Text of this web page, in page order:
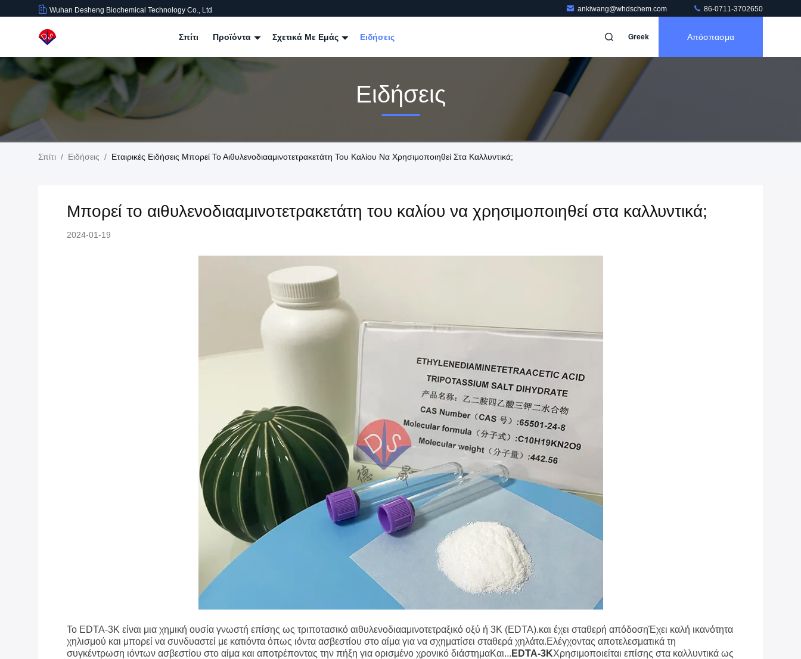
Wuhan Desheng Biochemical Technology Co., Ltd ankiwang@whdschem.com 86-0711-3702650
Σπίτι Προϊόντα Σχετικά Με Εμάς Ειδήσεις Greek Απόσπασμα
Ειδήσεις
Σπίτι / Ειδήσεις / Εταιρικές Ειδήσεις Μπορεί Το Αιθυλενοδιααμινοτετρακετάτη Του Καλίου Να Χρησιμοποιηθεί Στα Καλλυντικά;
Μπορεί το αιθυλενοδιααμινοτετρακετάτη του καλίου να χρησιμοποιηθεί στα καλλυντικά;
2024-01-19
Το EDTA-3K είναι μια χημική ουσία γνωστή επίσης ως τριποτασικό αιθυλενοδιααμινοτετραξικό οξύ ή 3K (EDTA).και έχει σταθερή απόδοσηΈχει καλή ικανότητα
χηλισμού και μπορεί να συνδυαστεί με κατιόντα όπως ιόντα ασβεστίου στο αίμα για να σχηματίσει σταθερά χηλάτα.Ελέγχοντας αποτελεσματικά τη
συγκέντρωση ιόντων ασβεστίου στο αίμα και αποτρέποντας την πήξη για ορισμένο χρονικό διάστημαΚαι... EDTA-3KΧρησιμοποιείται επίσης στα καλλυντικά ως